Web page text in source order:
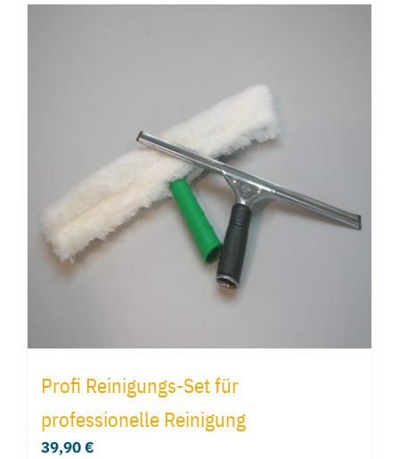
Profi Reinigungs-Set für
professionelle Reinigung
39,90€